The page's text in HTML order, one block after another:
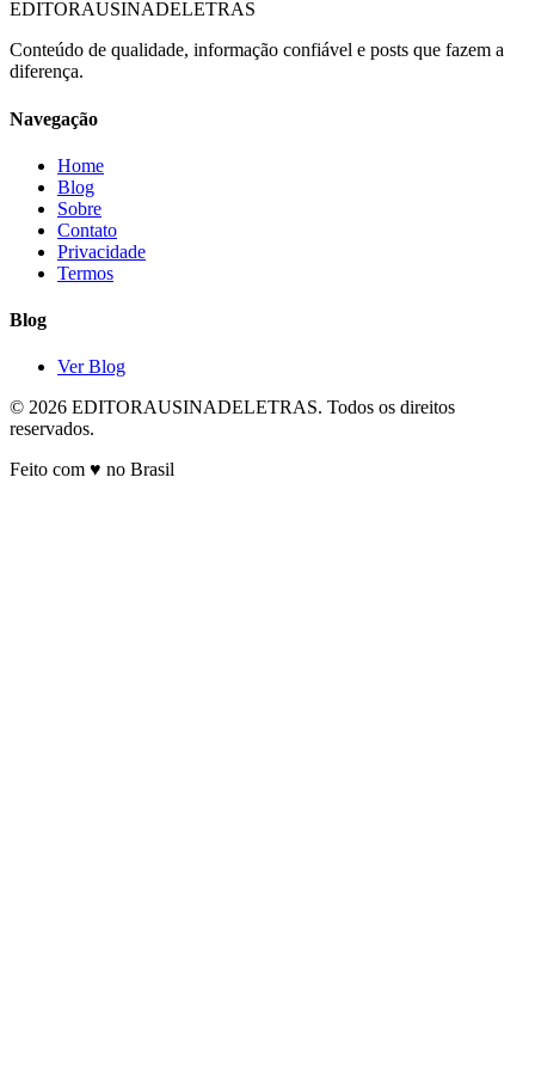
EDITORAUSINADELETRAS
Conteúdo de qualidade, informação confiável e posts que fazem a
diferença.
Navegação
Home
Blog
Sobre
Contato
Privacidade
Termos
Blog
Ver Blog
© 2026 EDITORAUSINADELETRAS. Todos os direitos
reservados.
Feito com ♥ no Brasil